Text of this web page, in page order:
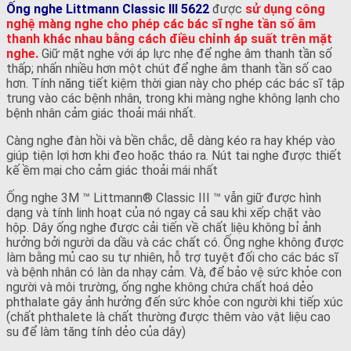
Ống nghe Littmann Classic III 5622 được sử dụng công
nghệ màng nghe cho phép các bác sĩ nghe tần số âm
thanh khác nhau bằng cách điều chỉnh áp suất trên mặt
nghe. Giữ mặt nghe với áp lực nhẹ để nghe âm thanh tần số
thấp; nhấn nhiều hơn một chút để nghe âm thanh tần số cao
hơn. Tính năng tiết kiệm thời gian này cho phép các bác sĩ tập
trung vào các bệnh nhân, trong khi màng nghe không lạnh cho
bệnh nhân cảm giác thoải mái nhất.
Càng nghe đàn hồi và bền chắc, dễ dàng kéo ra hay khép vào
giúp tiện lợi hơn khi đeo hoặc tháo ra. Nút tai nghe được thiết
kế ềm mại cho cảm giác thoải mái nhất
Ống nghe 3M ™ Littmann® Classic III ™ vẫn giữ được hình
dạng và tính linh hoạt của nó ngay cả sau khi xếp chặt vào
hộp. Dây ống nghe được cải tiến về chất liệu không bỉ ảnh
hưởng bởi người da dầu và các chất có. Ống nghe không được
làm bằng mủ cao su tự nhiên, hỗ trợ tuyệt đối cho các bác sĩ
và bệnh nhân có làn da nhạy cảm. Và, để bảo vệ sức khỏe con
người và môi trường, ống nghe không chứa chất hoá dẻo
phthalate gây ảnh hưởng đến sức khỏe con người khi tiếp xúc
(chất phthalete là chất thường được thêm vào vật liệu cao
su để làm tăng tính dẻo của dây)